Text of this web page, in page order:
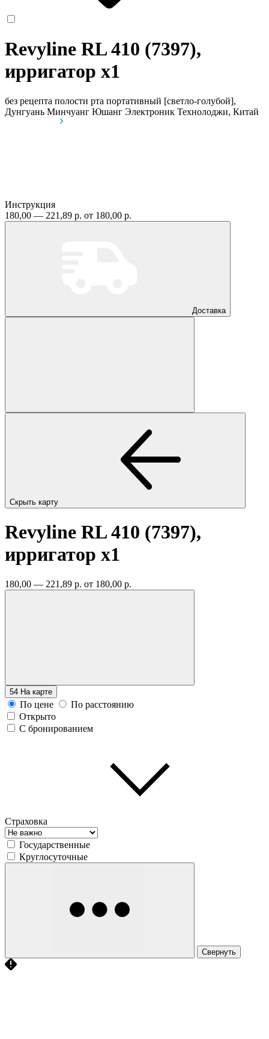
Revyline RL 410 (7397),
ирригатор x1
без рецепта полости рта портативный [светло-голубой],
Дунгуань Минчуанг Юшанг Электроник Технолоджи, Китай
Инструкция
180,00 — 221,89 р. от 180,00 р.
Доставка
Скрыть карту
Revyline RL 410 (7397),
ирригатор x1
180,00 — 221,89 р. от 180,00 р.
54 На карте
По цене
По расстоянию
Открыто
С бронированием
Страховка
Государственные
Круглосуточные
Свернуть